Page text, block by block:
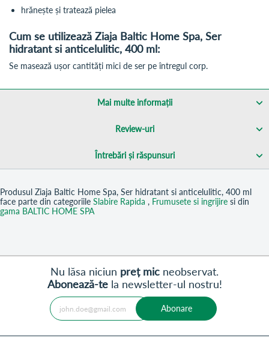
hrănește și tratează pielea
Cum se utilizează Ziaja Baltic Home Spa, Ser
hidratant si anticelulitic, 400 ml:
Se masează ușor cantități mici de ser pe întregul corp.
Mai multe informații
Review-uri
Întrebări și răspunsuri
Produsul Ziaja Baltic Home Spa, Ser hidratant si anticelulitic, 400 ml
face parte din categoriile Slabire Rapida , Frumusete si ingrijire si din
gama BALTIC HOME SPA
Nu lăsa niciun preț mic neobservat.
Abonează-tela newsletter-ul nostru!
Abonare